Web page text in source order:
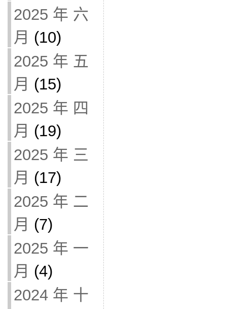
2025 年 六
月 (10)
2025 年 五
月 (15)
2025 年 四
月 (19)
2025 年 三
月 (17)
2025 年 二
月 (7)
2025 年 一
月 (4)
2024 年 十